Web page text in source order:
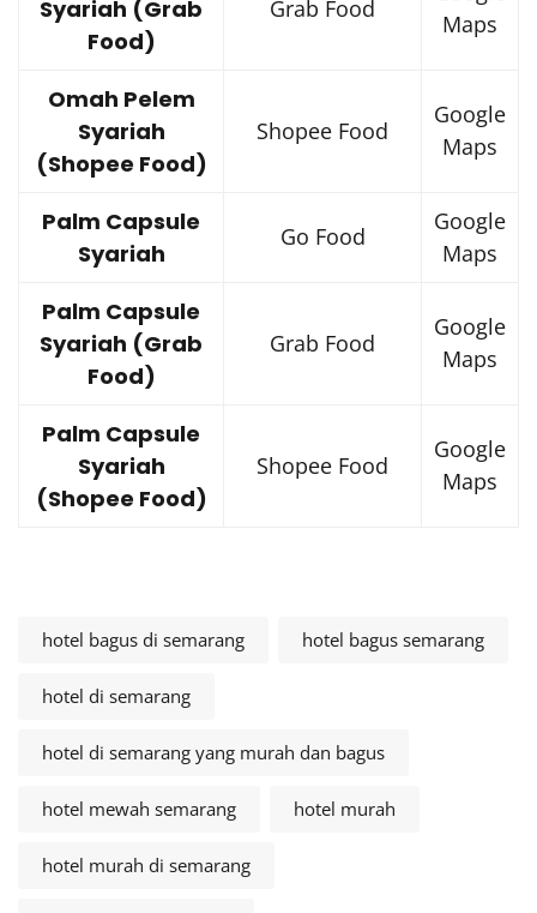
Syariah (Grab
Food)
Grab Food
Maps
Omah Pelem
Syariah
(Shopee Food)
Shopee Food
Google
Maps
Palm Capsule
Syariah
Go Food
Google
Maps
Palm Capsule
Syariah (Grab
Food)
Grab Food
Google
Maps
Palm Capsule
Syariah
(Shopee Food)
Shopee Food
Google
Maps
hotel bagus di semarang hotel bagus semarang
hotel di semarang
hotel di semarang yang murah dan bagus
hotel mewah semarang hotel murah
hotel murah di semarang